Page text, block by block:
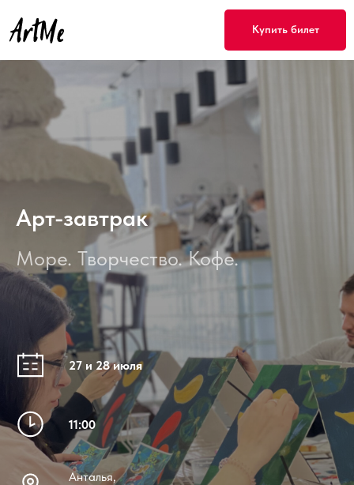
Купить билет
Арт-завтрак
Море. Творчество. Кофе.
27 и 28 июля
11:00
Анталья,